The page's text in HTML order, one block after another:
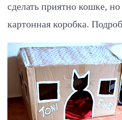
сделать приятно кошке,
картонная коробка.